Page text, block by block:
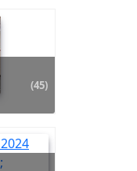
(45)